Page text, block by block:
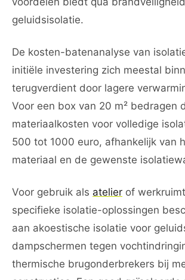
geluidsisolatie.
De kosten-batenanalyse van
initiële investering zich meestal
terugverdient door lagere
Voor een box van 20 m² bedragen
materiaalkosten voor volledige
500 tot 1000 euro, afhankelijk van
materiaal en de gewenste
Voor gebruik als atelier of
specifieke isolatie-oplossingen
aan akoestische isolatie voor
dampschermen tegen
thermische brugonderbrekers bij